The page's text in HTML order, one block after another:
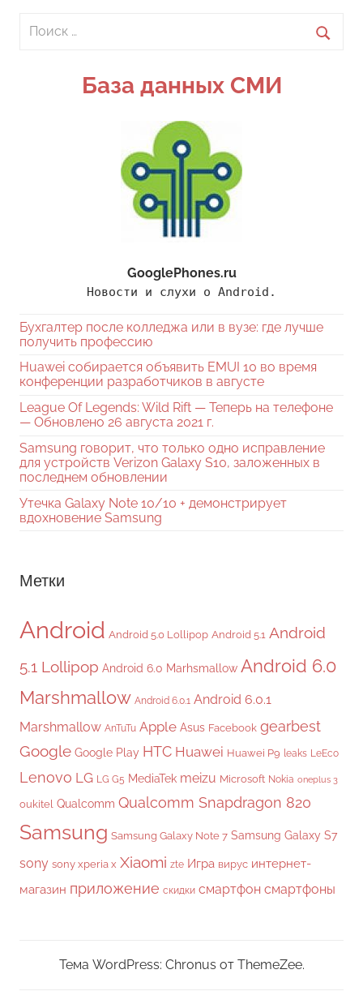
Поиск
База данных СМИ
GooglePhones.ru
Новости и слухи о Android.
Бухгалтер после колледжа или в вузе: где лучше
получить профессию
Huawei собирается объявить EMUI 10 во время
конференции разработчиков в августе
League Of Legends: Wild Rift — Теперь на телефоне
— Обновлено 26 августа 2021 г.
Samsung говорит, что только одно исправление
для устройств Verizon Galaxy S10, заложенных в
последнем обновлении
Утечка Galaxy Note 10/10 + демонстрирует
вдохновение Samsung
Метки
Android Android 5.0 Lollipop Android 5.1 Android
5.1 Lollipop Android 6.0 Marhsmallow Android 6.0
Marshmallow Android 6.0.1 Android 6.0.1
Marshmallow AnTuTu Apple Asus Facebook gearbest
Google Google Play HTC Huawei Huawei P9 leaks LeEco
Lenovo LG LG G5 MediaTek meizu Microsoft Nokia oneplus 3
oukitel Qualcomm Qualcomm Snapdragon 820
Samsung Samsung Galaxy Note 7 Samsung Galaxy S7
sony sony xperia x Xiaomi zte Игра вирус интернет-
магазин приложение скидки смартфон смартфоны
Тема WordPress: Chronus от ThemeZee.